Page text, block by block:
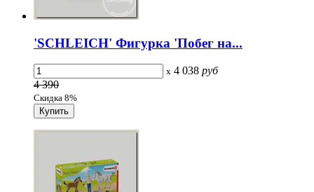
'SCHLEICH' Фигурка 'Побег на...
x 4 038 руб
4 390
Скидка 8%